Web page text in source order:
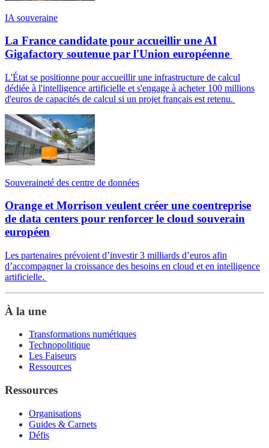
IA souveraine
La France candidate pour accueillir une AI
Gigafactory soutenue par l'Union européenne
L'État se positionne pour accueillir une infrastructure de calcul
dédiée à l'intelligence artificielle et s'engage à acheter 100 millions
d'euros de capacités de calcul si un projet français est retenu.
Souveraineté des centre de données
Orange et Morrison veulent créer une coentreprise
de data centers pour renforcer le cloud souverain
européen
Les partenaires prévoient d’investir 3 milliards d’euros afin
d’accompagner la croissance des besoins en cloud et en intelligence
artificielle.
À la une
Transformations numériques
Technopolitique
Les Faiseurs
Ressources
Ressources
Organisations
Guides & Carnets
Défis